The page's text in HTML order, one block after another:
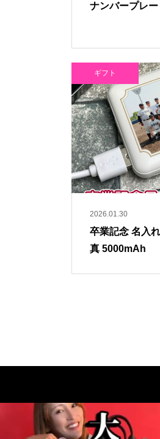
ナンバープレ
2026.01.30
卒業記念 名入
真 5000mAh
ギフト